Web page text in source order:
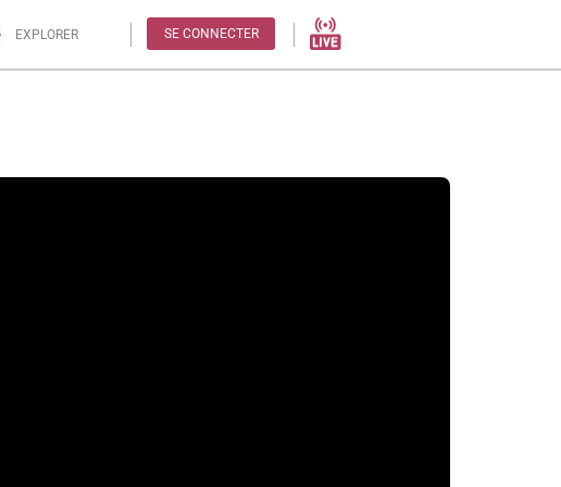
EXPLORER SE CONNECTER